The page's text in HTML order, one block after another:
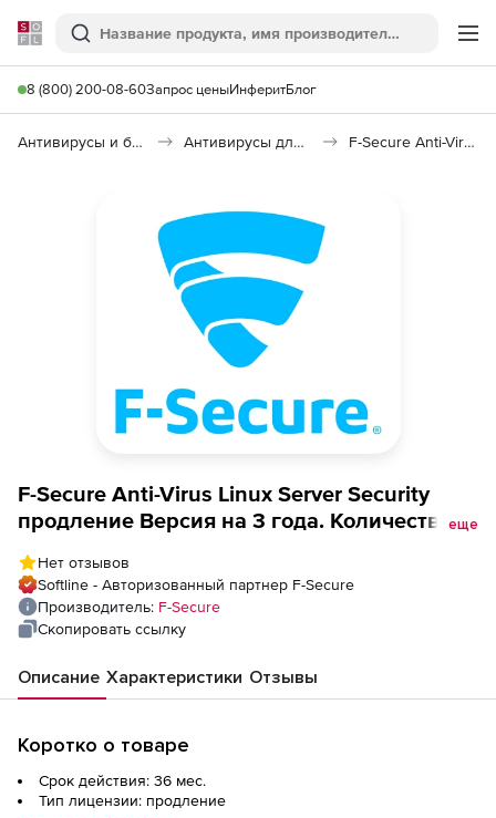
Softline
Поиск
8 (800) 200-08-60Запрос ценыИнферитБлог
Антивирусы и безопасность Антивирусы для организаций F-Secure Anti-Virus Linux Server Security
F-Secure Anti-Virus Linux Server Security
продление Версия на 3 года. Количествоеще
Нет отзывов
Softline - Авторизованный партнер F-Secure
Производитель: F-Secure
Скопировать ссылку
Описание Характеристики Отзывы
Коротко о товаре
Срок действия: 36 мес.
Тип лицензии: продление